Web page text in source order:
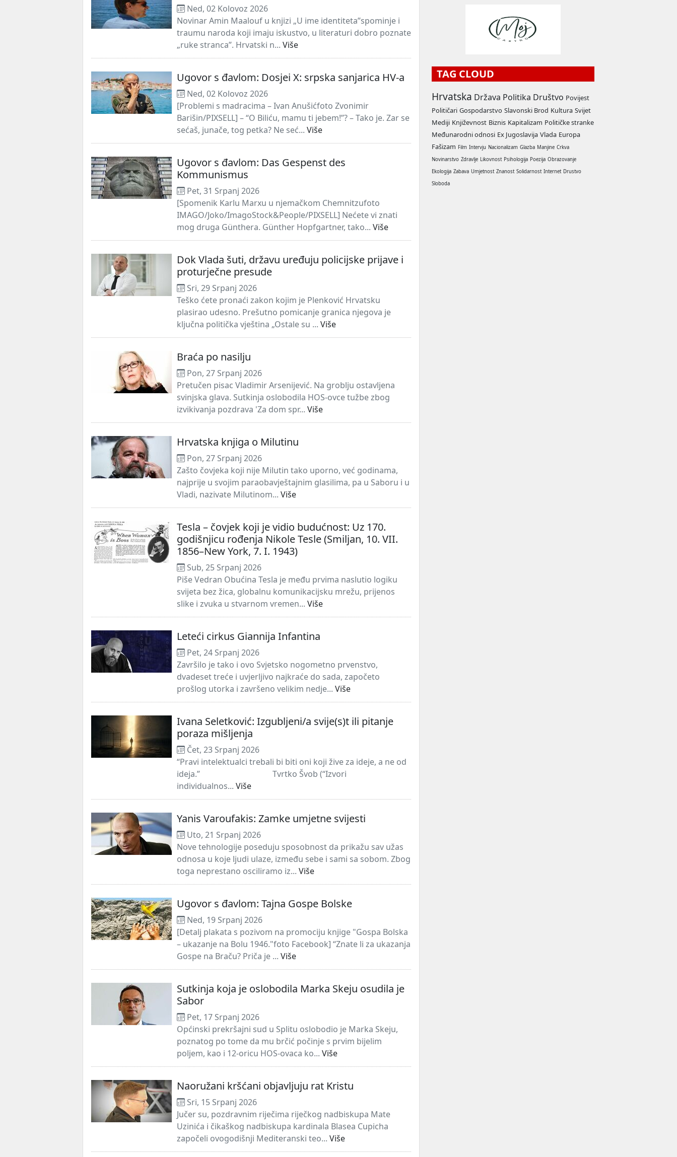
Ned, 02 Kolovoz 2026
Novinar Amin Maalouf u knjizi „U ime identiteta”spominje i
traumu naroda koji imaju iskustvo, u literaturi dobro poznate
„ruke stranca”. Hrvatski n... Više
Ugovor s đavlom: Dosjei X: srpska sanjarica HV-a
Ned, 02 Kolovoz 2026
[Problemi s madracima – Ivan Anušićfoto Zvonimir
Barišin/PIXSELL] – “O Biliću, mamu ti jebem!”? – Tako je. Zar se
sećaš, junače, tog petka? Ne seć... Više
Ugovor s đavlom: Das Gespenst des
Kommunismus
Pet, 31 Srpanj 2026
[Spomenik Karlu Marxu u njemačkom Chemnitzufoto
IMAGO/Joko/ImagoStock&People/PIXSELL] Nećete vi znati
mog druga Günthera. Günther Hopfgartner, tako... Više
Dok Vlada šuti, državu uređuju policijske prijave i
proturječne presude
Sri, 29 Srpanj 2026
Teško ćete pronaći zakon kojim je Plenković Hrvatsku
plasirao udesno. Prešutno pomicanje granica njegova je
ključna politička vještina „Ostale su ... Više
Braća po nasilju
Pon, 27 Srpanj 2026
Pretučen pisac Vladimir Arsenijević. Na groblju ostavljena
svinjska glava. Sutkinja oslobodila HOS-ovce tužbe zbog
izvikivanja pozdrava 'Za dom spr... Više
Hrvatska knjiga o Milutinu
Pon, 27 Srpanj 2026
Zašto čovjeka koji nije Milutin tako uporno, već godinama,
najprije u svojim paraobavještajnim glasilima, pa u Saboru i u
Vladi, nazivate Milutinom... Više
Tesla – čovjek koji je vidio budućnost: Uz 170.
godišnjicu rođenja Nikole Tesle (Smiljan, 10. VII.
1856–New York, 7. I. 1943)
Sub, 25 Srpanj 2026
Piše Vedran Obućina Tesla je među prvima naslutio logiku
svijeta bez žica, globalnu komunikacijsku mrežu, prijenos
slike i zvuka u stvarnom vremen... Više
Leteći cirkus Giannija Infantina
Pet, 24 Srpanj 2026
Završilo je tako i ovo Svjetsko nogometno prvenstvo,
dvadeset treće i uvjerljivo najkraće do sada, započeto
prošlog utorka i završeno velikim nedje... Više
Ivana Seletković: Izgubljeni/a svije(s)t ili pitanje
poraza mišljenja
Čet, 23 Srpanj 2026
“Pravi intelektualci trebali bi biti oni koji žive za ideje, a ne od
ideja.” Tvrtko Švob (“Izvori
individualnos... Više
Yanis Varoufakis: Zamke umjetne svijesti
Uto, 21 Srpanj 2026
Nove tehnologije poseduju sposobnost da prikažu sav užas
odnosa u koje ljudi ulaze, između sebe i sami sa sobom. Zbog
toga neprestano osciliramo iz... Više
Ugovor s đavlom: Tajna Gospe Bolske
Ned, 19 Srpanj 2026
[Detalj plakata s pozivom na promociju knjige "Gospa Bolska
– ukazanje na Bolu 1946."foto Facebook] “Znate li za ukazanja
Gospe na Braču? Priča je ... Više
Sutkinja koja je oslobodila Marka Skeju osudila je
Sabor
Pet, 17 Srpanj 2026
Općinski prekršajni sud u Splitu oslobodio je Marka Skeju,
poznatog po tome da mu brčić počinje s prvim bijelim
poljem, kao i 12-oricu HOS-ovaca ko... Više
Naoružani kršćani objavljuju rat Kristu
Sri, 15 Srpanj 2026
Jučer su, pozdravnim riječima riječkog nadbiskupa Mate
Uzinića i čikaškog nadbiskupa kardinala Blasea Cupicha
započeli ovogodišnji Mediteranski teo... Više
TAG CLOUD
Hrvatska Država Politika Društvo Povijest
Političari Gospodarstvo Slavonski Brod Kultura Svijet
Mediji Književnost Biznis Kapitalizam Političke stranke
Međunarodni odnosi Ex Jugoslavija Vlada Europa
Fašizam Film Intervju Nacionalizam Glazba Manjine Crkva
Novinarstvo Zdravlje Likovnost Psihologija Poezija Obrazovanje
Ekologija Zabava Umjetnost Znanost Solidarnost Internet Drustvo
Sloboda